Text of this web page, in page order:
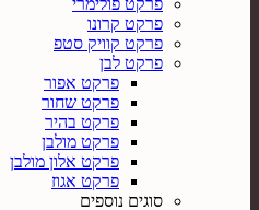
פרקט פולימרי
פרקט קרונו
פרקט קוויק סטפ
פרקט לבן
פרקט אפור
פרקט שחור
פרקט בהיר
פרקט מולבן
פרקט אלון מולבן
פרקט אגוז
סוגים נוספים